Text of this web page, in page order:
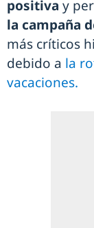
positiva y
la campaña
más críticos
debido a la
vacaciones.